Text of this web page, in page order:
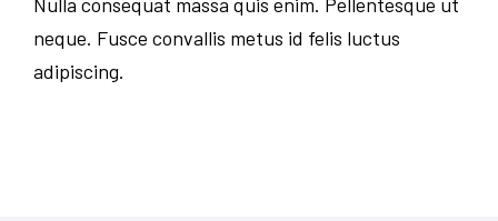
neque. Fusce convallis metus id felis luctus
adipiscing.